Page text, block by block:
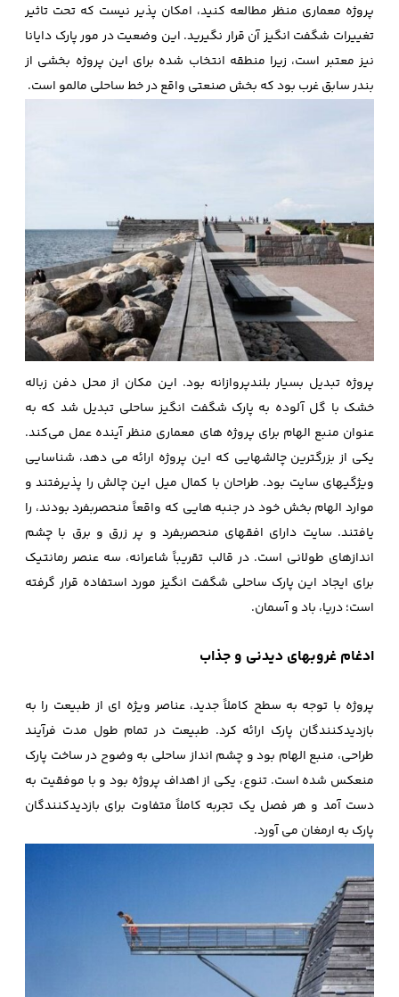
پروژه معماری منظر مطالعه کنید، امکان پذیر نیست که تحت تاثیر
تغییرات شگفت انگیز آن قرار نگیرید. این وضعیت در مور پارک دایانا
نیز معتبر است، زیرا منطقه انتخاب شده برای این پروژه بخشی از
بندر سابق غرب بود که بخش صنعتی واقع در خط ساحلی مالمو است.
پروژه تبدیل بسیار بلندپروازانه بود. این مکان از محل دفن زباله
خشک با گل آلوده به پارک شگفت ‌انگیز ساحلی تبدیل شد که به
عنوان منبع الهام برای پروژه‌ های معماری منظر آینده عمل می‌کند.
یکی از بزرگترین چالشهایی که این پروژه ارائه می دهد، شناسایی
ویژگیهای سایت بود. طراحان با کمال میل این چالش را پذیرفتند و
موارد الهام بخش خود در جنبه هایی که واقعاً منحصربفرد بودند، را
یافتند. سایت دارای افقهای منحصربفرد و پر زرق و برق با چشم
اندازهای طولانی است. در قالب تقریباً شاعرانه، سه عنصر رمانتیک
برای ایجاد این پارک ساحلی شگفت انگیز مورد استفاده قرار گرفته
است؛ دریا، باد و آسمان.
ادغام غروبهای دیدنی و جذاب
پروژه با توجه به سطح کاملاً جدید، عناصر ویژه ‌ای از طبیعت را به
بازدیدکنندگان پارک ارائه کرد. طبیعت در تمام طول مدت فرآیند
طراحی، منبع الهام بود و چشم ‌انداز ساحلی به وضوح در ساخت پارک
منعکس شده است. تنوع، یکی از اهداف پروژه بود و با موفقیت به
دست آمد و هر فصل یک تجربه کاملاً متفاوت برای بازدیدکنندگان
پارک به ارمغان می آورد.